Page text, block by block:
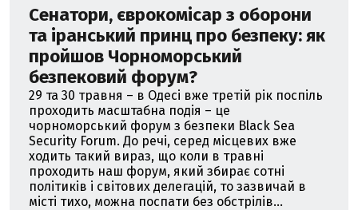
Сенатори, єврокомісар з оборони
та іранський принц про безпеку: як
пройшов Чорноморський
безпековий форум?
29 та 30 травня – в Одесі вже третій рік поспіль
проходить масштабна подія – це
чорноморський форум з безпеки Black Sea
Security Forum. До речі, серед місцевих вже
ходить такий вираз, що коли в травні
проходить наш форум, який збирає сотні
політиків і світових делегацій, то зазвичай в
місті тихо, можна поспати без обстрілів...